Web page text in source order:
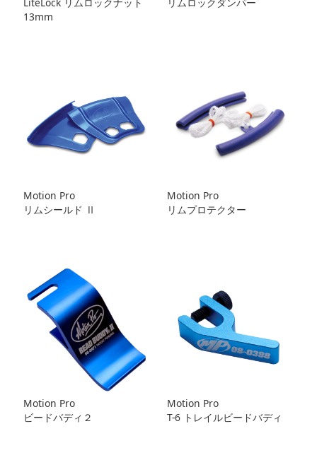
13mm
Motion Pro
リムシールド Ⅱ
Motion Pro
リムプロテクター
Motion Pro
ビードバディ２
Motion Pro
T-6 トレイルビードバディ